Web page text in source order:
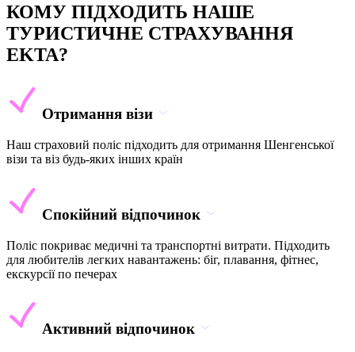
КОМУ ПІДХОДИТЬ НАШЕ
ТУРИСТИЧНЕ СТРАХУВАННЯ
EKTA?
Отримання візи
Наш страховий поліс підходить для отримання Шенгенської
візи та віз будь-яких інших країн
Спокійний відпочинок
Поліс покриває медичні та транспортні витрати. Підходить
для любителів легких навантажень: біг, плавання, фітнес,
екскурсії по печерах
Активний відпочинок